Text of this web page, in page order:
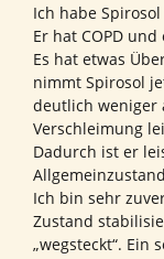
Ich habe
Er hat COPD
Es hat etwas
nimmt Spirosol
deutlich weniger
Verschleimung
Dadurch ist er
Ich bin sehr
Zustand
„wegsteckt“. Ein